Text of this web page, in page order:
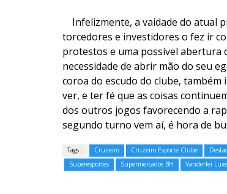
Infelizmente, a vaidade do atual
torcedores e investidores o fez ir
protestos e uma possível abertura
necessidade de abrir mão do seu
coroa do escudo do clube,
ver, e ter fé que as coisas
dos outros jogos favorecendo a
segundo turno vem aí, é hora de
Tags : Cruzeiro Cruzeiro Esporte Clube
Superesportes
Supermercados BH Vanderlei